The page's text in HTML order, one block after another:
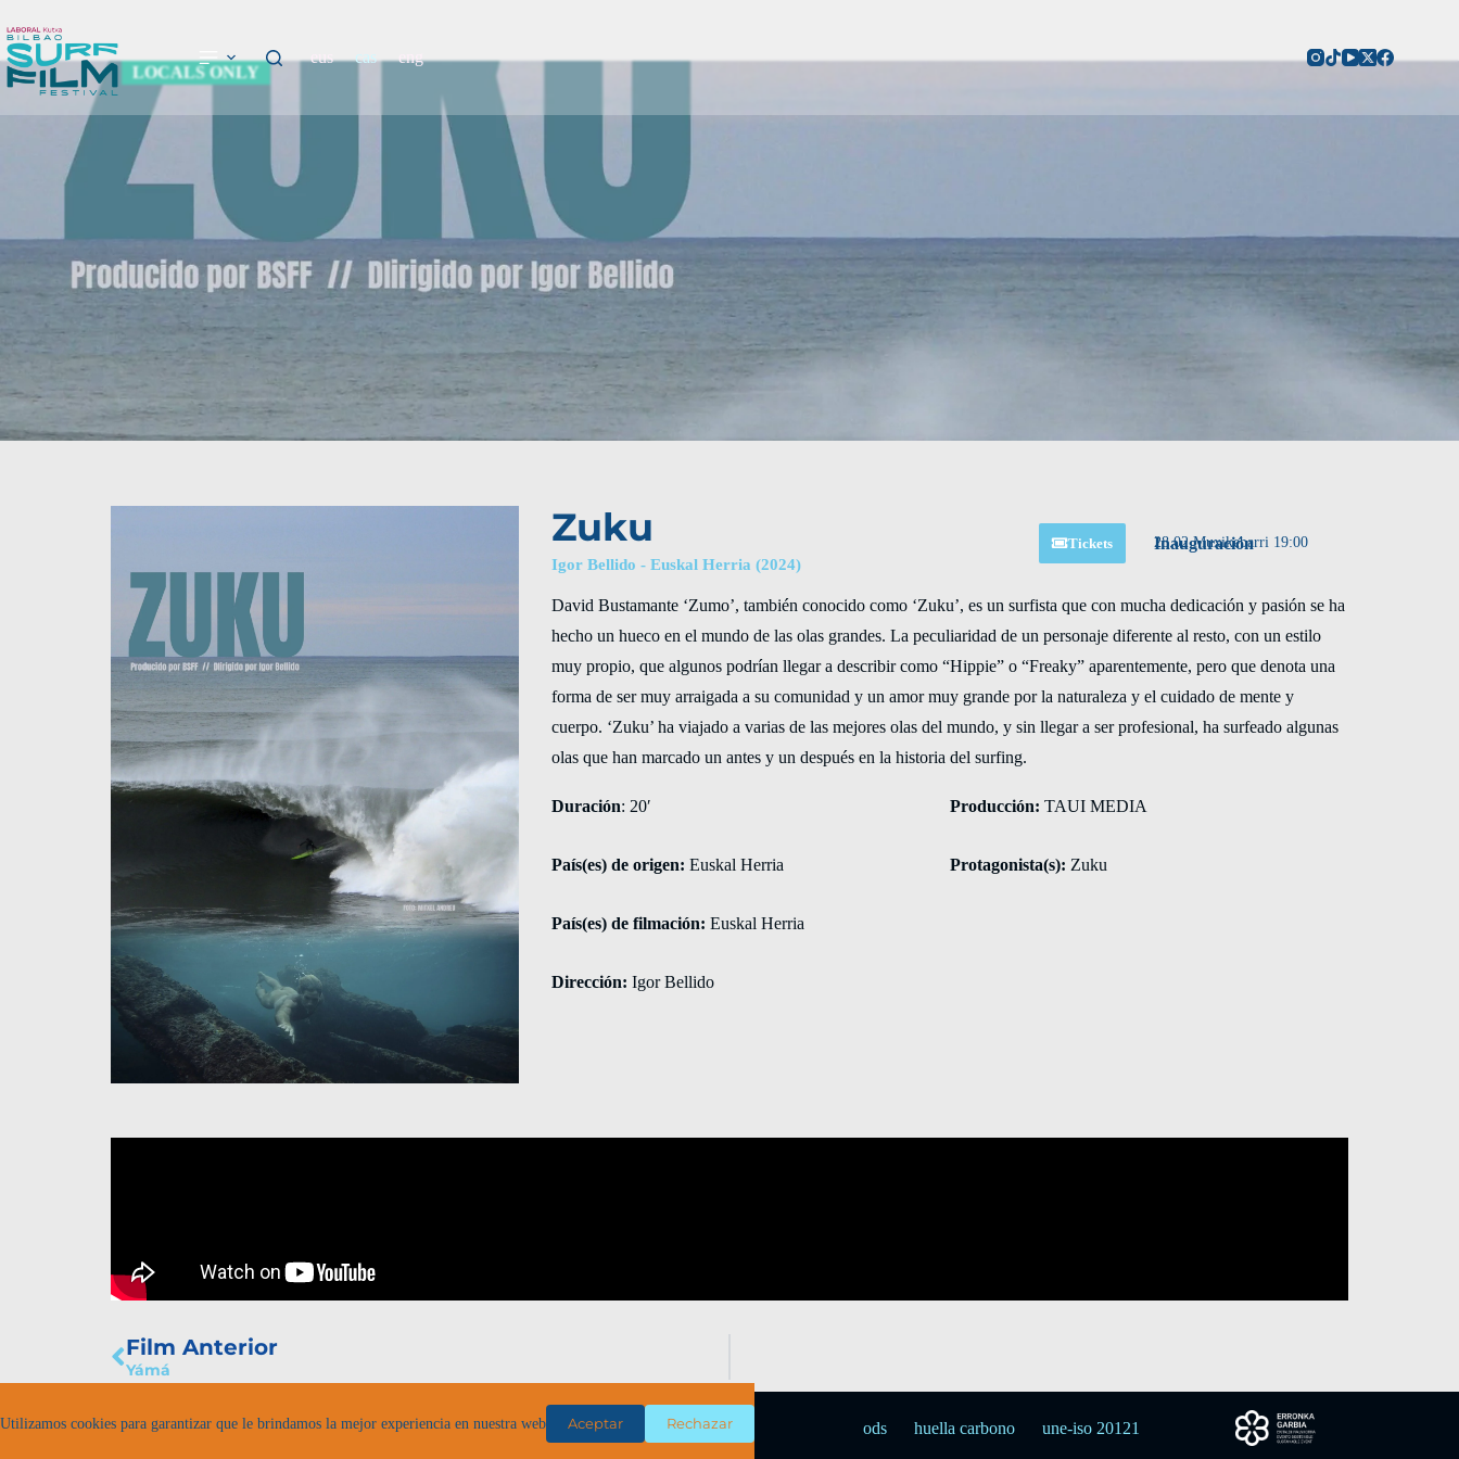
Utilizamos cookies para garantizar que le brindamos la mejor experiencia en nuestra web Aceptar Rechazar
eus cas
eng
LOCALS ONLY
Zuku
Igor Bellido - Euskal Herria (2024)
Tickets Inauguración
28.02 Muxikebarri 19:00
David Bustamante ‘Zumo’, también conocido como ‘Zuku’, es un surfista que con mucha dedicación y pasión se ha
hecho un hueco en el mundo de las olas grandes. La peculiaridad de un personaje diferente al resto, con un estilo
muy propio, que algunos podrían llegar a describir como “Hippie” o “Freaky” aparentemente, pero que denota una
forma de ser muy arraigada a su comunidad y un amor muy grande por la naturaleza y el cuidado de mente y
cuerpo. ‘Zuku’ ha viajado a varias de las mejores olas del mundo, y sin llegar a ser profesional, ha surfeado algunas
olas que han marcado un antes y un después en la historia del surfing.
Duración: 20′
País(es) de origen: Euskal Herria
País(es) de filmación: Euskal Herria
Dirección: Igor Bellido
Producción: TAUI MEDIA
Protagonista(s): Zuku
Film Anterior
Yámá
egokia © 2026 privacidad bases protocolo v.g. ods huella carbono une-iso 20121